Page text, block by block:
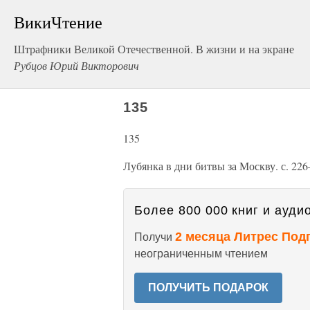
ВикиЧтение
Штрафники Великой Отечественной. В жизни и на экране
Рубцов Юрий Викторович
135
135
Лубянка в дни битвы за Москву. с.
Более 800 000 книг и
Получи 2 месяца Литрес
неограниченным чтением
ПОЛУЧИТЬ ПОДАРОК